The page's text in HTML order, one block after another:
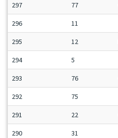
297 77
296 11
295 12
294 5
293 76
292 75
291 22
290 31